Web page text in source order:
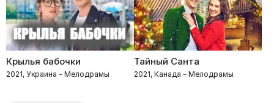
Крылья бабочки
2021, Украина – Мелодрамы
Тайный Санта
2021, Канада – Мелодрамы